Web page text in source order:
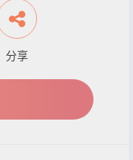
分享